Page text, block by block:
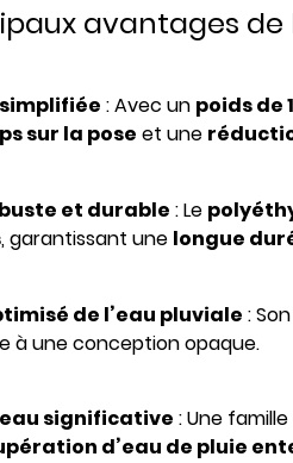
avantages de
: Avec un poids de
sur la pose et une
et durable : Le
, garantissant une longue
de l’eau pluviale : Son
à une conception opaque.
significative : Une
d’eau de pluie